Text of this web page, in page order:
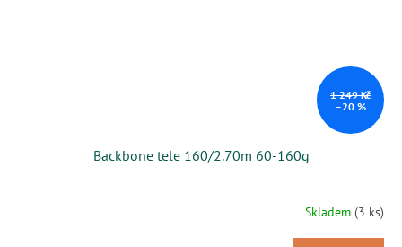
1 249 Kč
–20 %
Backbone tele 160/2.70m 60-160g
Skladem (3 ks)